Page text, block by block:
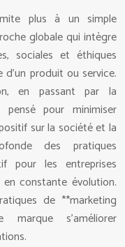
plus à un simple
globale qui intègre
sociales et éthiques
produit ou service.
en passant par la
pour minimiser
sur la société et la
des pratiques
pour les entreprises
constante évolution.
de **marketing
s’améliorer